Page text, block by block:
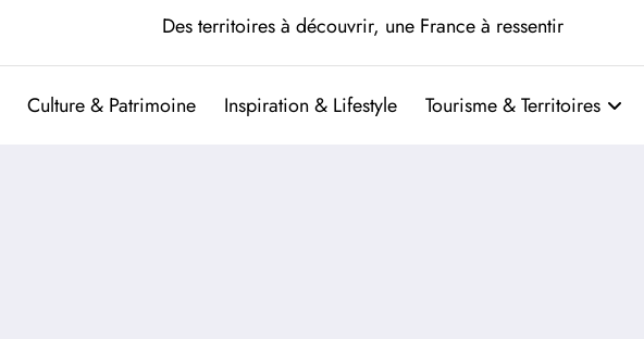
Des territoires à découvrir, une France à ressentir
Culture & Patrimoine Inspiration & Lifestyle Tourisme & Territoires